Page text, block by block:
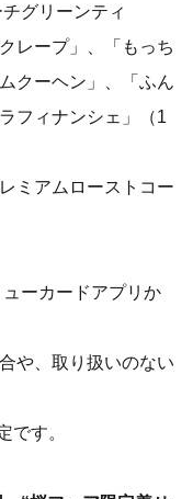
グリーンティ
レープ」、「もっち
クーヘン」、「ふん
フィナンシェ」（1
レミアムローストコー
ーカードアプリか
や、取り扱いのない
す。